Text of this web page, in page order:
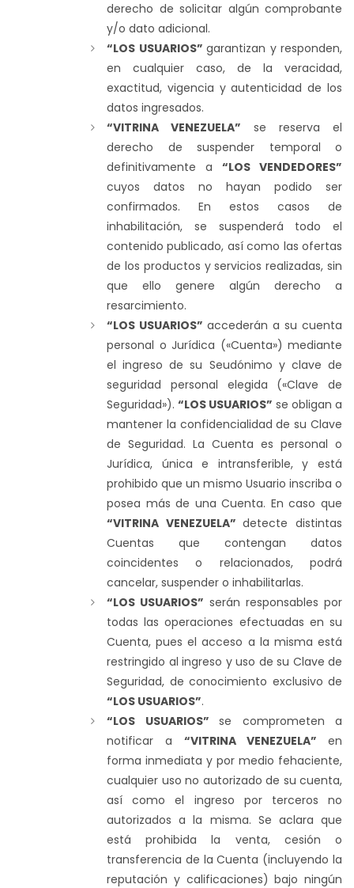
derecho de solicitar algún comprobante
y/o dato adicional.
“LOS USUARIOS” garantizan y responden,
en cualquier caso, de la veracidad,
exactitud, vigencia y autenticidad de los
datos ingresados.
“VITRINA VENEZUELA” se reserva el
derecho de suspender temporal o
definitivamente a “LOS VENDEDORES”
cuyos datos no hayan podido ser
confirmados. En estos casos de
inhabilitación, se suspenderá todo el
contenido publicado, así como las ofertas
de los productos y servicios realizadas, sin
que ello genere algún derecho a
resarcimiento.
“LOS USUARIOS” accederán a su cuenta
personal o Jurídica («Cuenta») mediante
el ingreso de su Seudónimo y clave de
seguridad personal elegida («Clave de
Seguridad»).“LOS USUARIOS” se obligan a
mantener la confidencialidad de su Clave
de Seguridad. La Cuenta es personal o
Jurídica, única e intransferible, y está
prohibido que un mismo Usuario inscriba o
posea más de una Cuenta. En caso que
“VITRINA VENEZUELA”detecte distintas
Cuentas que contengan datos
coincidentes o relacionados, podrá
cancelar, suspender o inhabilitarlas.
“LOS USUARIOS” serán responsables por
todas las operaciones efectuadas en su
Cuenta, pues el acceso a la misma está
restringido al ingreso y uso de su Clave de
Seguridad, de conocimiento exclusivo de
“LOS USUARIOS”.
“LOS USUARIOS” se comprometen a
notificar a “VITRINA VENEZUELA” en
forma inmediata y por medio fehaciente,
cualquier uso no autorizado de su cuenta,
así como el ingreso por terceros no
autorizados a la misma. Se aclara que
está prohibida la venta, cesión o
transferencia de la Cuenta (incluyendo la
reputación y calificaciones) bajo ningún